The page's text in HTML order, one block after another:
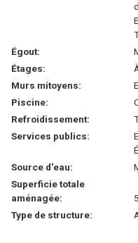
Égout:
Étages:
Murs mitoyens:
Piscine:
Refroidissement:
Services publics:
Source d'eau:
Superficie totale
aménagée:
Type de structure: